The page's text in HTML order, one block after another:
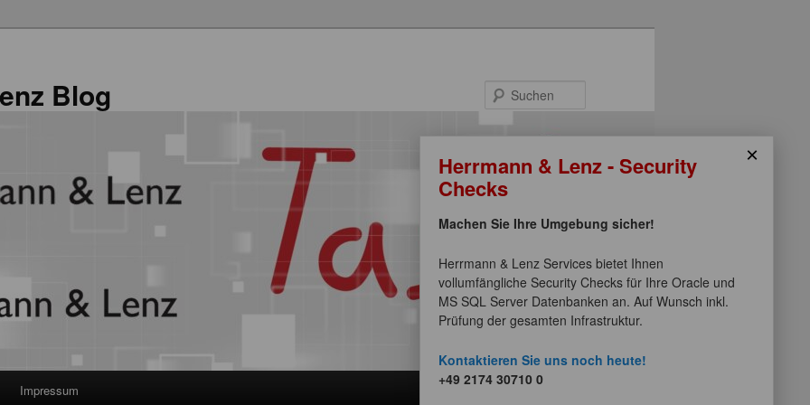
Blog
Impressum
×
Herrmann & Lenz - Security
Checks
Machen Sie Ihre Umgebung sicher!
Herrmann & Lenz Services bietet Ihnen
vollumfängliche Security Checks für Ihre Oracle und
MS SQL Server Datenbanken an. Auf Wunsch inkl.
Prüfung der gesamten Infrastruktur.
Kontaktieren Sie uns noch heute!
+49 2174 30710 0